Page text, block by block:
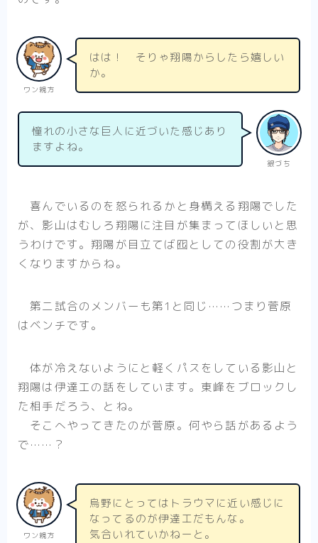
ワン親方
はは！ そりゃ翔陽からしたら嬉しい
か。
銀づち
憧れの小さな巨人に近づいた感じあり
ますよね。
喜んでいるのを怒られるかと身構える翔陽でした
が、影山はむしろ翔陽に注目が集まってほしいと思
うわけです。翔陽が目立てば囮としての役割が大き
くなりますからね。
第二試合のメンバーも第1と同じ……つまり菅原
はベンチです。
体が冷えないようにと軽くパスをしている影山と
翔陽は伊達工の話をしています。東峰をブロックし
た相手だろう、とね。
そこへやってきたのが菅原。何やら話があるよう
で……？
ワン親方
烏野にとってはトラウマに近い感じに
なってるのが伊達工だもんな。
気合いれていかねーと。